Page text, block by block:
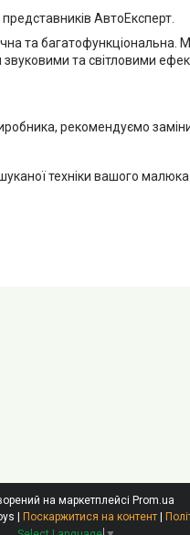
АвтоЕксперт.
та багатофункціональна.
та світловими
рекомендуємо
техніки вашого
на маркетплейсі Prom.ua
Інтернет-магазин іграшок DneprToys | Поскаржитися на контент |